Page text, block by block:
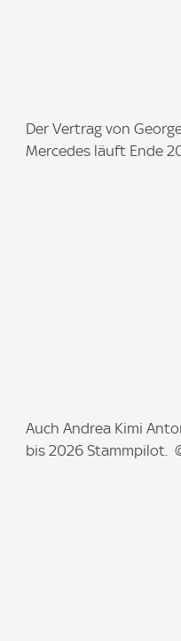
m
Der Vertrag von
Mercedes läuft Ende
m
Auch Andrea Kimi
bis 2026 Stammpilot.